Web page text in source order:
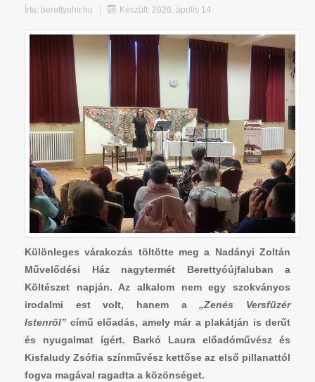
Írta: berettyohir.hu Készült: 2026. április 14.
Különleges várakozás töltötte meg a Nadányi Zoltán
Művelődési Ház nagytermét Berettyóújfaluban a
Költészet napján. Az alkalom nem egy szokványos
irodalmi est volt, hanem a„Zenés Versfüzér
Istenről” című előadás, amely már a plakátján is derűt
és nyugalmat ígért. Barkó Laura előadóművész és
Kisfaludy Zsófia színművész kettőse az első pillanattól
fogva magával ragadta a közönséget.